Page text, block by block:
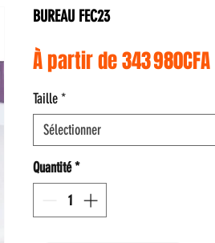
BUREAU FEC23
À partir de343 980CFA
Taille*
Sélectionner
Quantité*